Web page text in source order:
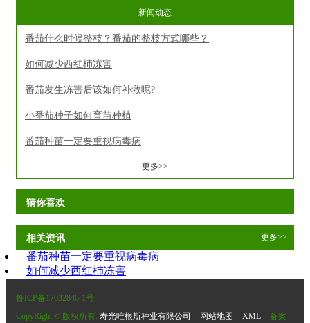
新闻动态
番茄什么时候整枝？番茄的整枝方式哪些？
如何减少西红杮冻害
番茄发生冻害后该如何补救呢?
小番茄种子如何育苗种植
番茄种苗一定要重视病毒病
更多>>
猜你喜欢
相关资讯 更多>>
番茄种苗一定要重视病毒病
如何减少西红杮冻害
鲁ICP备17032846-1号
CopyRight © 版权所有: 寿光唯根斯种业有限公司 网站地图 XML 备案